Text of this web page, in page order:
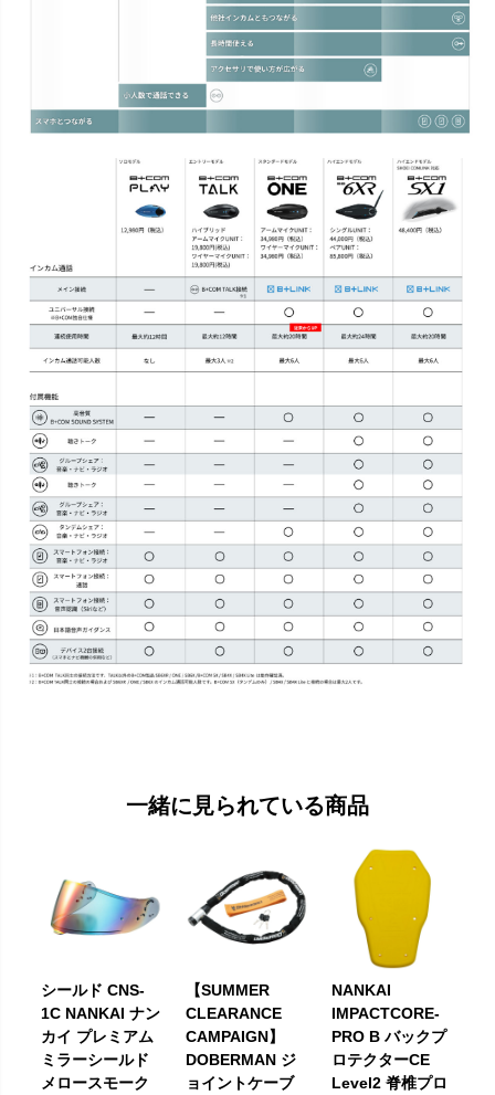
一緒に見られている商品
シールド CNS-
1C NANKAI ナン
カイ プレミアム
ミラーシールド
メロースモーク
【SUMMER
CLEARANCE
CAMPAIGN】
DOBERMAN ジ
ョイントケーブ
NANKAI
IMPACTCORE-
PRO B バックプ
ロテクターCE
Level2 脊椎プロ